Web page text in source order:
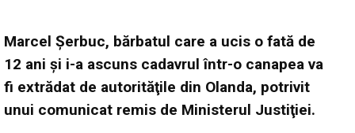
Marcel Şerbuc, bărbatul care a ucis o fată de
12 ani şi i-a ascuns cadavrul într-o canapea va
fi extrădat de autorităţile din Olanda, potrivit
unui comunicat remis de Ministerul Justiţiei.